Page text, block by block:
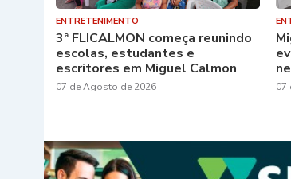
ENTRETENIMENTO
3ª FLICALMON começa reunindo
escolas, estudantes e
escritores em Miguel Calmon
07 de Agosto de 2026 07